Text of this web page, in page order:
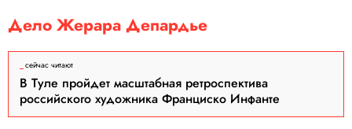
Дело Жерара Депардье
сейчас читают
В Туле пройдет масштабная ретроспектива
российского художника Франциско Инфанте